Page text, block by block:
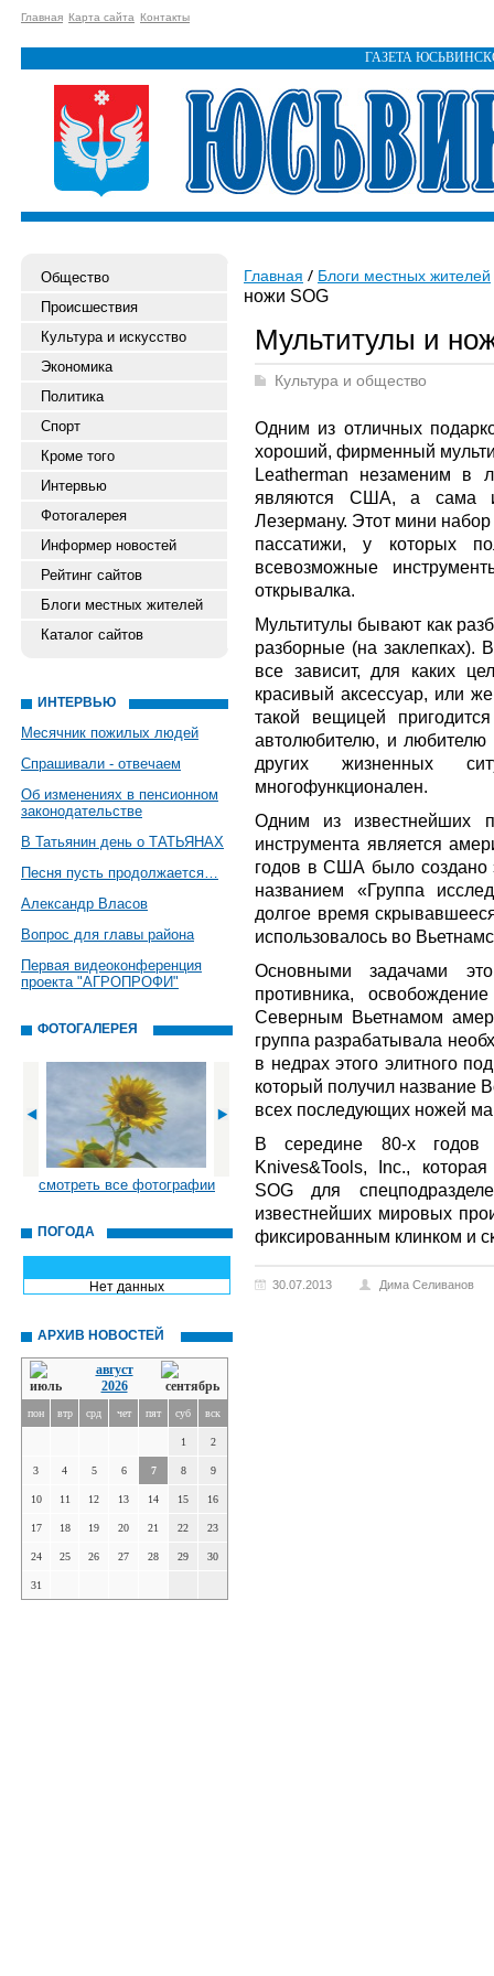
Главная Карта сайта Контакты
ГАЗЕТА
Общество
Происшествия
Культура и искусство
Экономика
Политика
Спорт
Кроме того
Интервью
Фотогалерея
Информер новостей
Рейтинг сайтов
Блоги местных жителей
Каталог сайтов
ИНТЕРВЬЮ
Месячник пожилых людей
Спрашивали - отвечаем
Об изменениях в пенсионном
законодательстве
В Татьянин день о ТАТЬЯНАХ
Песня пусть продолжается…
Александр Власов
Вопрос для главы района
Первая видеоконференция
проекта "АГРОПРОФИ"
ФОТОГАЛЕРЕЯ
смотреть все фотографии
ПОГОДА
Нет данных
АРХИВ НОВОСТЕЙ
август
2026
пон втр срд чет пят суб вск
1 2
3 4 5 6 7 8 9
10 11 12 13 14 15 16
17 18 19 20 21 22 23
24 25 26 27 28 29 30
31
Главная Блоги местных жителей
ножи SOG
Мультитулы и
Культура и общество
Одним из отличных
хороший, фирменный
Leatherman незаменим в
являются США, а сама
Лезерману. Этот мини
пассатижи, у которых
всевозможные
открывалка.
Мультитулы бывают как
разборные (на заклепках).
все зависит, для каких
красивый аксессуар, или
такой вещицей
автолюбителю, и любителю
других жизненных
многофункционален.
Одним из известнейших
инструмента является
годов в США было создано
названием «Группа
долгое время
использовалось во
Основными задачами
противника,
Северным Вьетнамом
группа разрабатывала
в недрах этого элитного
который получил название
всех последующих ножей
В середине 80-х годов
Knives&Tools, Inc.,
SOG для
известнейших мировых
фиксированным клинком и
30.07.2013 Дима Селиванов